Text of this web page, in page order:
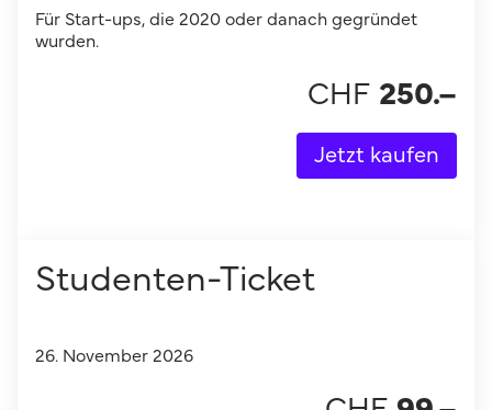
Für Start-ups, die 2020 oder danach gegründet
wurden.
CHF 250.–
Jetzt kaufen
Studenten-Ticket
26. November 2026